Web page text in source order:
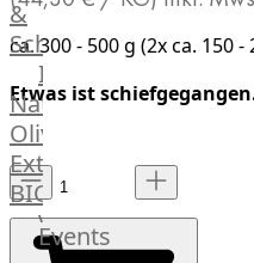
&
Schmalz
ItalianBar
Natives
Olivenöl
Extra
BIO
Veggie
Hardware
Events
ca. 300 - 500 g (2x ca. 150 -
Etwas ist